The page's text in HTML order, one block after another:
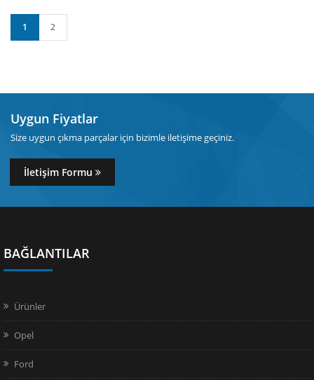
1 2
Uygun Fiyatlar
Size uygun çıkma parçalar için bizimle iletişime geçiniz.
İletişim Formu
BAĞLANTILAR
Ürünler
Opel
Ford